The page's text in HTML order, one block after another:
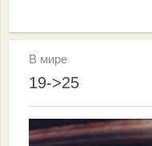
В мире
19->25